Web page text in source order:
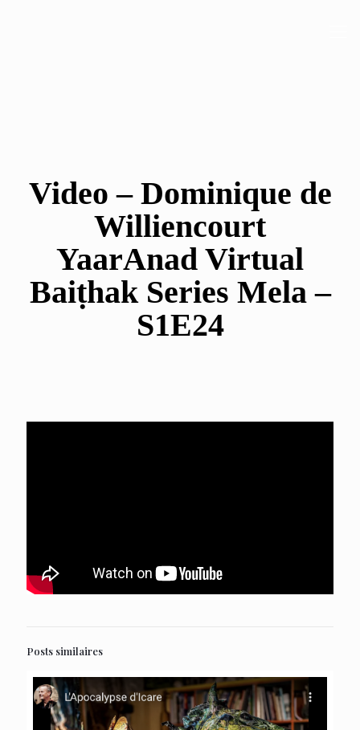
Video – Dominique de
Williencourt
YaarAnad Virtual
Baiṭhak Series Mela –
S1E24
Posts similaires